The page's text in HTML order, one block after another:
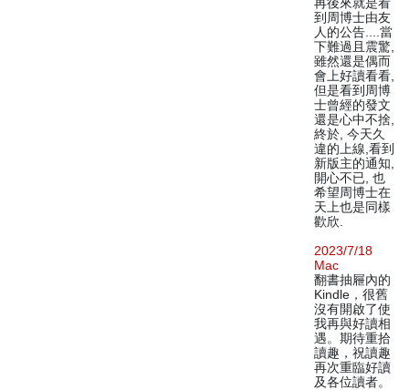
到周博士由友
人的公告....當
下難過且震驚,
雖然還是偶而
會上好讀看看,
但是看到周博
士曾經的發文
還是心中不捨,
終於, 今天久
違的上線,看到
新版主的通知,
開心不已, 也
希望周博士在
天上也是同樣
歡欣.
2023/7/18
Mac
翻書抽屜內的
Kindle，很舊
沒有開啟了使
我再與好讀相
遇。期待重拾
讀趣，祝讀趣
再次重臨好讀
及各位讀者。